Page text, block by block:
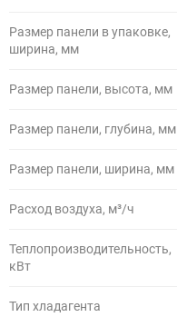
Размер панели в упаковке,
ширина, мм
Размер панели, высота, мм
Размер панели, глубина, мм
Размер панели, ширина, мм
Расход воздуха, м³/ч
Теплопроизводительность,
кВт
Тип хладагента